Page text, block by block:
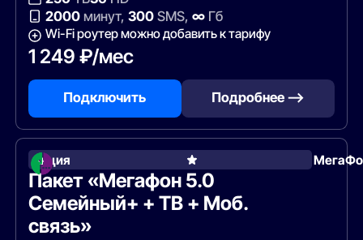
2000минут, 300SMS, ∞Гб
Wi-Fi роутер можно добавить к тарифу
1 249 ₽/мес
Подключить Подробнее —>
Акция
Пакет «Мегафон 5.0
Семейный+ + ТВ + Моб.
связь»